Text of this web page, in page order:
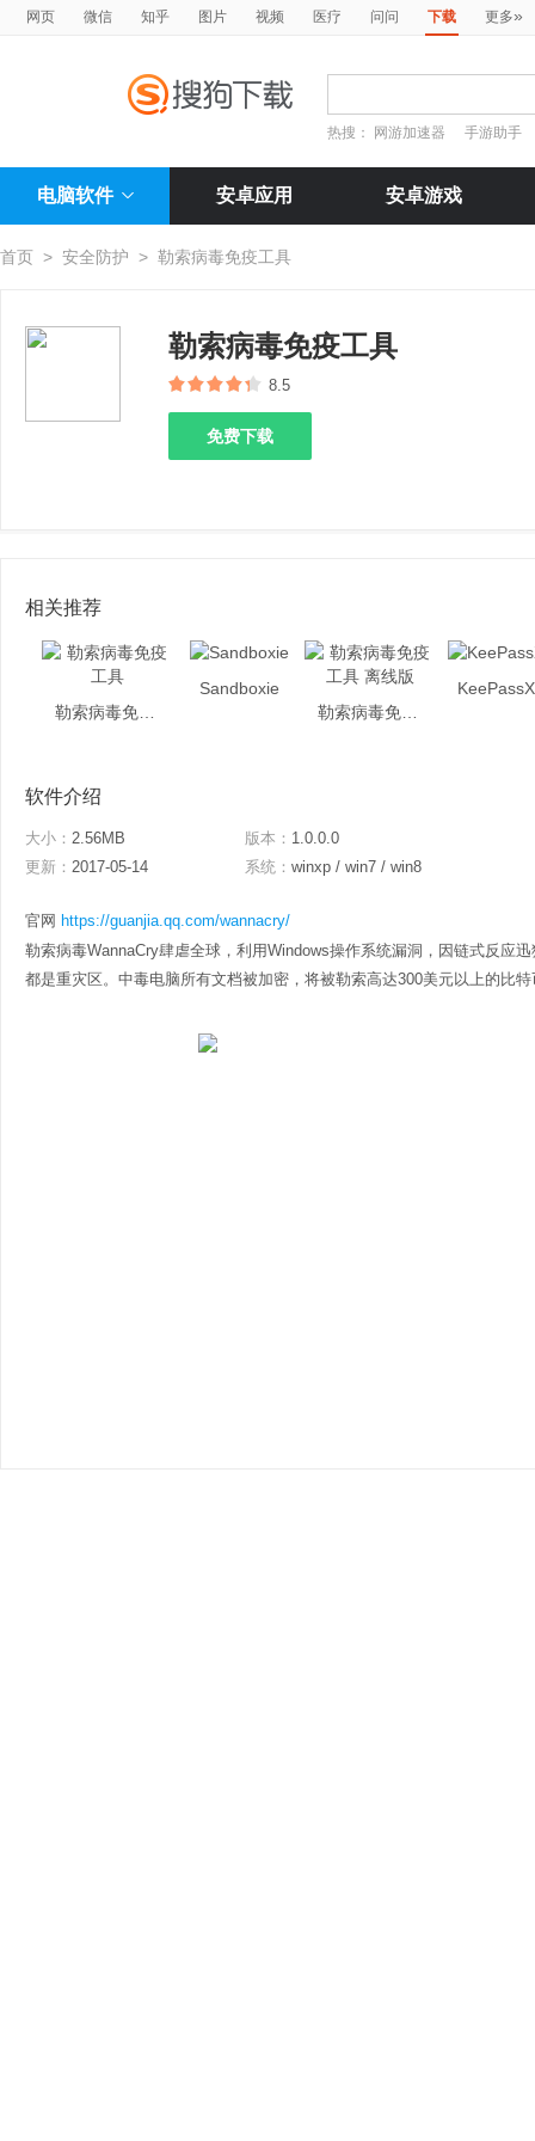
网页 微信 知乎 图片 视频 医疗 问问 下载 更多»
热搜： 网游加速器 手游助手
电脑软件 安卓应用 安卓游戏
首页 > 安全防护 > 勒索病毒免疫工具
勒索病毒免疫工具
8.5
免费下载
相关推荐
Sandboxie
软件介绍
大小： 2.56MB 版本： 1.0.0.0
更新： 2017-05-14 系统： winxp / win7 / win8
官网 https://guanjia.qq.com/wannacry/
勒索病毒WannaCry肆虐全球，利用Windows操作系统漏洞，因链式反应
都是重灾区。中毒电脑所有文档被加密，将被勒索高达300美元以上的比